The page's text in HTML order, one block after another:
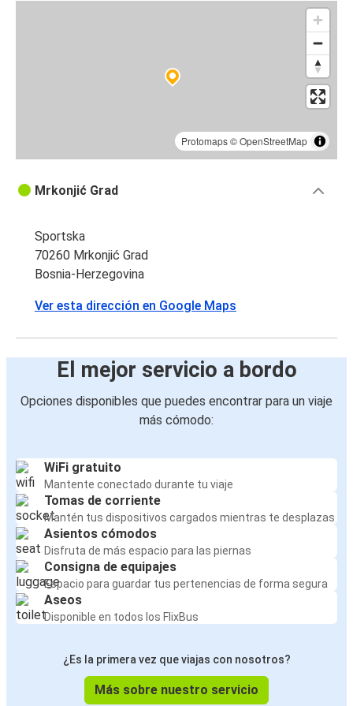
Protomaps©OpenStreetMap
Mrkonjić Grad
Sportska
70260 Mrkonjić Grad
Bosnia-Herzegovina
Ver esta dirección en Google Maps
El mejor servicio a bordo
Opciones disponibles que puedes encontrar para un viaje
más cómodo:
WiFi gratuito
Mantente conectado durante tu viaje
Tomas de corriente
Mantén tus dispositivos cargados mientras te desplazas
Asientos cómodos
Disfruta de más espacio para las piernas
Consigna de equipajes
Espacio para guardar tus pertenencias de forma segura
Aseos
Disponible en todos los FlixBus
¿Es la primera vez que viajas con nosotros?
Más sobre nuestro servicio